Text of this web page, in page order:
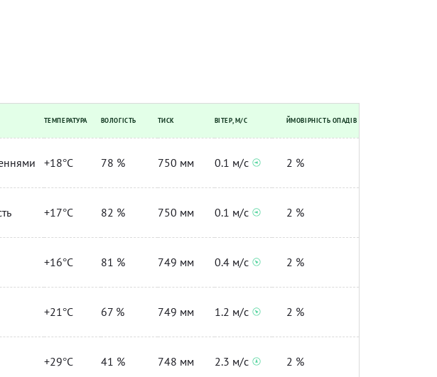
ТЕМПЕРАТУРА ВОЛОГІСТЬ ТИСК ВІТЕР, М/С ЙМОВІРНІСТЬ ОПАДІВ
+18°C 78 % 750 мм 0.1 м/с 2 %
+17°C 82 % 750 мм 0.1 м/с 2 %
+16°C 81 % 749 мм 0.4 м/с 2 %
+21°C 67 % 749 мм 1.2 м/с 2 %
+29°C 41 % 748 мм 2.3 м/с 2 %